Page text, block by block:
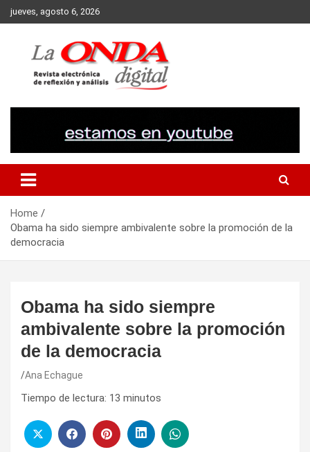
Skip
to
jueves, agosto 6, 2026
Home
Obama ha sido siempre ambivalente sobre la promoción de la
democracia
Obama ha sido siempre
ambivalente sobre la promoción
de la democracia
Ana Echague
Tiempo de lectura: 13 minutos